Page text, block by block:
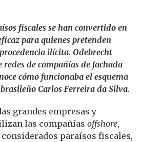
fiscales se han convertido en
para quienes pretenden
ilícita. Odebrecht
de compañías de fachada
cómo funcionaba el esquema
Carlos Ferreira da Silva.
grandes empresas y
las compañías offshore,
paraísos fiscales,